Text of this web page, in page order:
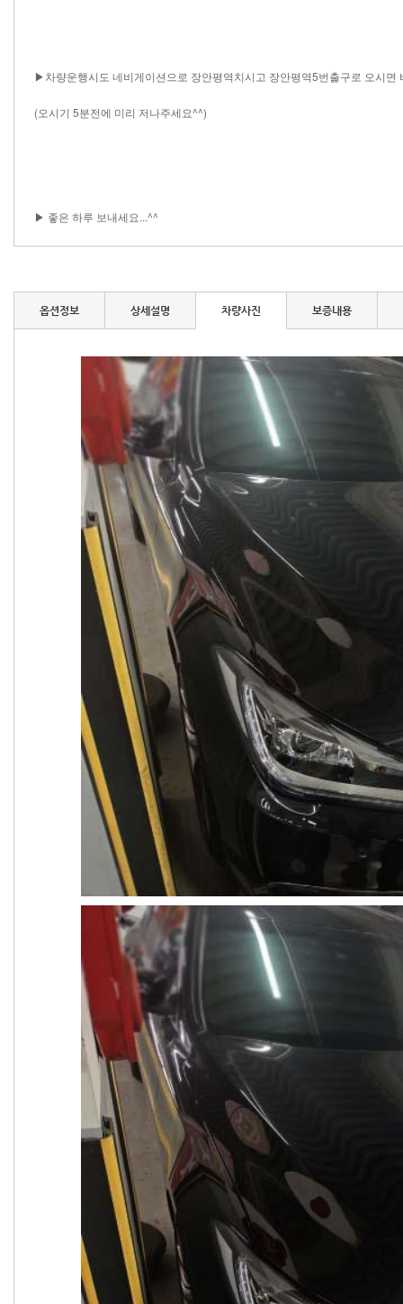
▶차량운행시도 네비게이션으로 장안평역치시고 장안평역5번출구로 오시면
(오시기 5분전에 미리 저나주세요^^)
▶ 좋은 하루 보내세요...^^ ​ ​​​​​​ ​ ​​​​ ​​​​ ​​​ ​​​​​​​​​​ ​ ​​​​ ​ ​​​​ ​ ​ ​​​​​​​ ​ ​​​​ ​​ ​​​​ ​ ​​​​ ​​ ​​ ​ ​ ​​​​ ​​​​​ ​​​​​​​​ ​​ ​​​​​​ ​​​​ ​​​ ​​​​ ​ ​​​​​​​​​​ ​ ​ ​​ ​ ​ ​​​​​​ ​ ​ ​​​​​​​​​​ ​​​​​​​​ ​​ ​​​​​ ​​​​​ ​​​​​​​​​​ ​​​​​ ​​​​​​​​​​ ​​​​​ ​​​​ ​​​​ ​​ ​​​​​​​​​​ ​​​​​​​​​​ ​​​​​​​​​​ ​​​ ​​ ​​ ​​​​​​ ​​​​​​​​​​ ​​​​​
옵션정보 상세설명 차량사진 보증내용